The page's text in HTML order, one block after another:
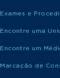
Exames e
Encontre uma
Encontre um
Marcação de